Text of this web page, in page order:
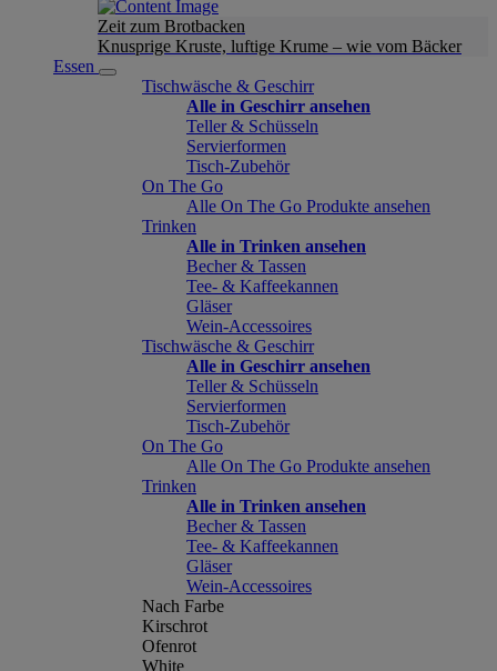
Zeit zum Brotbacken
Knusprige Kruste, luftige Krume – wie vom Bäcker
Essen
Tischwäsche & Geschirr
Alle in Geschirr ansehen
Teller & Schüsseln
Servierformen
Tisch-Zubehör
On The Go
Alle On The Go Produkte ansehen
Trinken
Alle in Trinken ansehen
Becher & Tassen
Tee- & Kaffeekannen
Gläser
Wein-Accessoires
Tischwäsche & Geschirr
Alle in Geschirr ansehen
Teller & Schüsseln
Servierformen
Tisch-Zubehör
On The Go
Alle On The Go Produkte ansehen
Trinken
Alle in Trinken ansehen
Becher & Tassen
Tee- & Kaffeekannen
Gläser
Wein-Accessoires
Nach Farbe
Kirschrot
Ofenrot
White